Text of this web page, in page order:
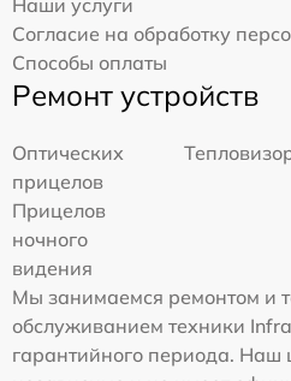
Наши услуги
Согласие на обработку
Способы оплаты
Ремонт устройств
Оптических
прицелов
Прицелов
ночного
видения
Мы занимаемся ремонтом и
обслуживанием техники
гарантийного периода. Наш